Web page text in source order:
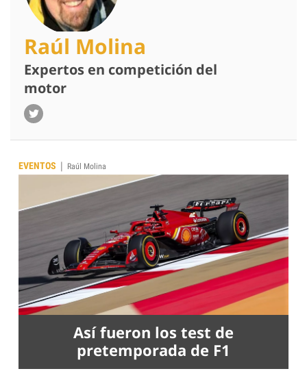
Raúl Molina
Expertos en competición del
motor
EVENTOS | Raúl Molina
Así fueron los test de
pretemporada de F1